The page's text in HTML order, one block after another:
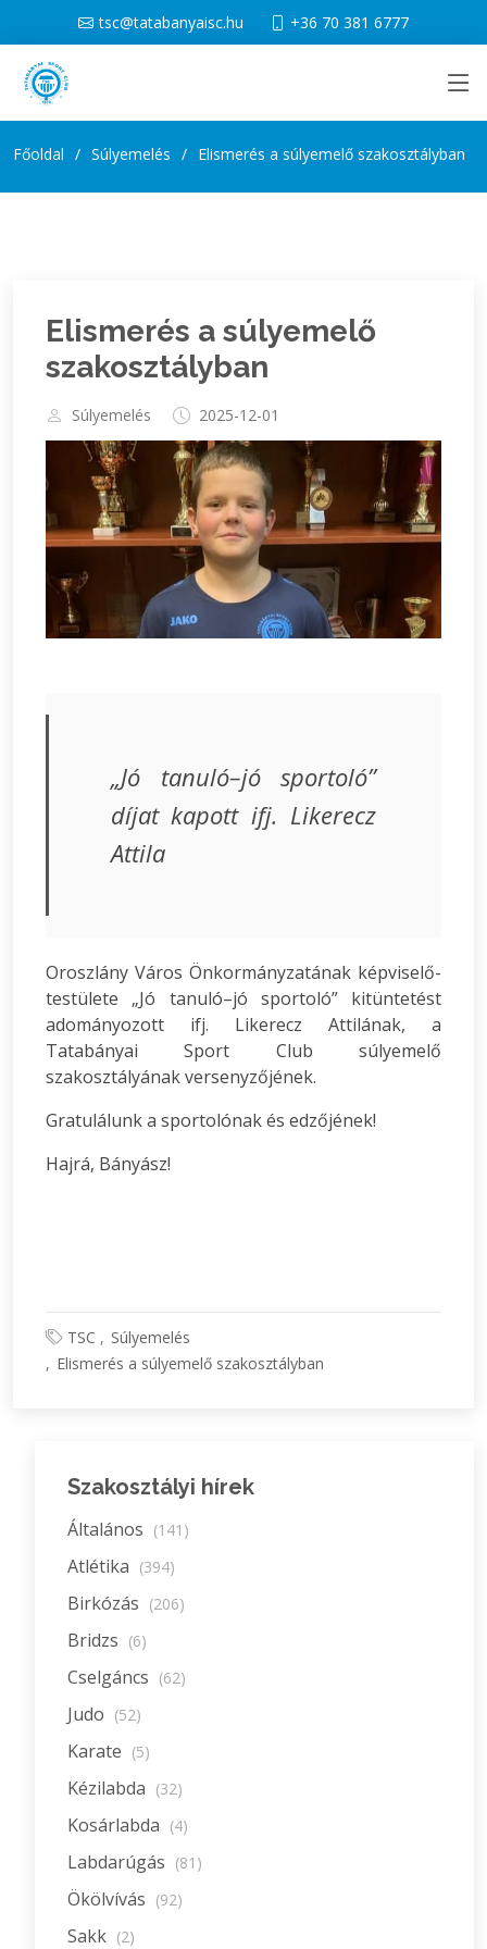
tsc@tatabanyaisc.hu +36 70 381 6777
Főoldal Súlyemelés Elismerés a súlyemelő szakosztályban
Elismerés a súlyemelő
szakosztályban
Súlyemelés 2025-12-01
„Jó tanuló–jó sportoló”
díjat kapott ifj. Likerecz
Attila
Oroszlány Város Önkormányzatának képviselő-
testülete „Jó tanuló–jó sportoló” kitüntetést
adományozott ifj. Likerecz Attilának, a
Tatabányai Sport Club súlyemelő
szakosztályának versenyzőjének.
Gratulálunk a sportolónak és edzőjének!
Hajrá, Bányász!
TSC
Súlyemelés
Elismerés a súlyemelő szakosztályban
Szakosztályi hírek
Általános (141)
Atlétika (394)
Birkózás (206)
Bridzs (6)
Cselgáncs (62)
Judo (52)
Karate (5)
Kézilabda (32)
Kosárlabda (4)
Labdarúgás (81)
Ökölvívás (92)
Sakk (2)